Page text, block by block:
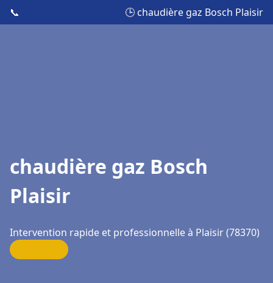
📞 🕒 chaudière gaz Bosch Plaisir
chaudière gaz Bosch
Plaisir
Intervention rapide et professionnelle à Plaisir (78370)